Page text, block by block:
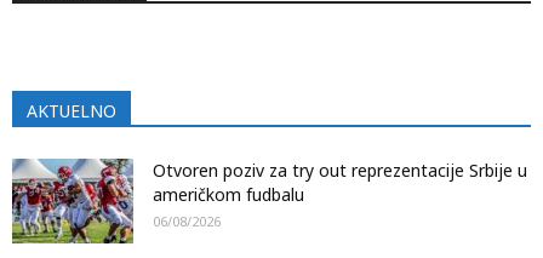
AKTUELNO
Otvoren poziv za try out reprezentacije Srbije u
američkom fudbalu
06/08/2026